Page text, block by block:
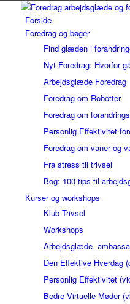
Forside
Foredrag og bøger
Find glæden i
Nyt Foredrag: Hvorfor
Arbejdsglæde Foredrag
Foredrag om Robotter
Foredrag om
Personlig Effektivitet
Foredrag om vaner og
Fra stress til trivsel
Bog: 100 tips til
Kurser og workshops
Klub Trivsel
Workshops
Arbejdsglæde-
Den Effektive Hverdag
Personlig Effektivitet
Bedre Virtuelle Møder